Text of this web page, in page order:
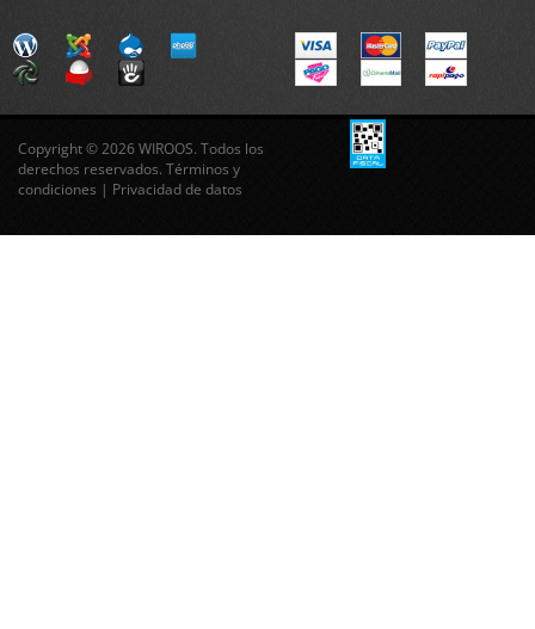
Copyright © 2026 WIROOS. Todos los
derechos reservados. Términos y
condiciones | Privacidad de datos